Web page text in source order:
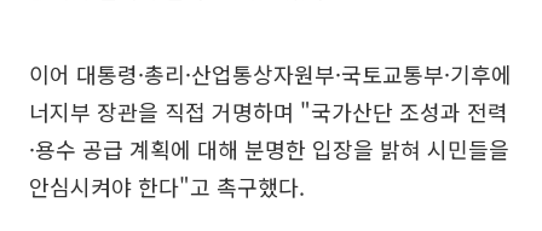
이어 대통령·총리·산업통상자원부·국토교통부·기후에
너지부 장관을 직접 거명하며 "국가산단 조성과 전력
·용수 공급 계획에 대해 분명한 입장을 밝혀 시민들을
안심시켜야 한다"고 촉구했다.